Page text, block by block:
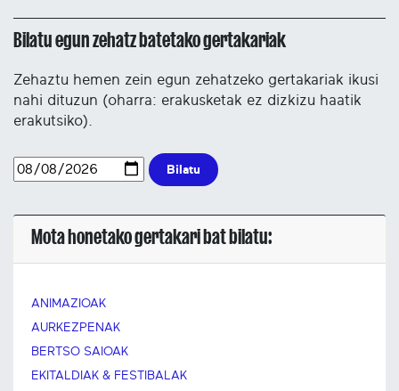
Bilatu egun zehatz batetako gertakariak
Zehaztu hemen zein egun zehatzeko gertakariak ikusi
nahi dituzun (oharra: erakusketak ez dizkizu haatik
erakutsiko).
Bilatu
Mota honetako gertakari bat bilatu:
ANIMAZIOAK
AURKEZPENAK
BERTSO SAIOAK
EKITALDIAK & FESTIBALAK